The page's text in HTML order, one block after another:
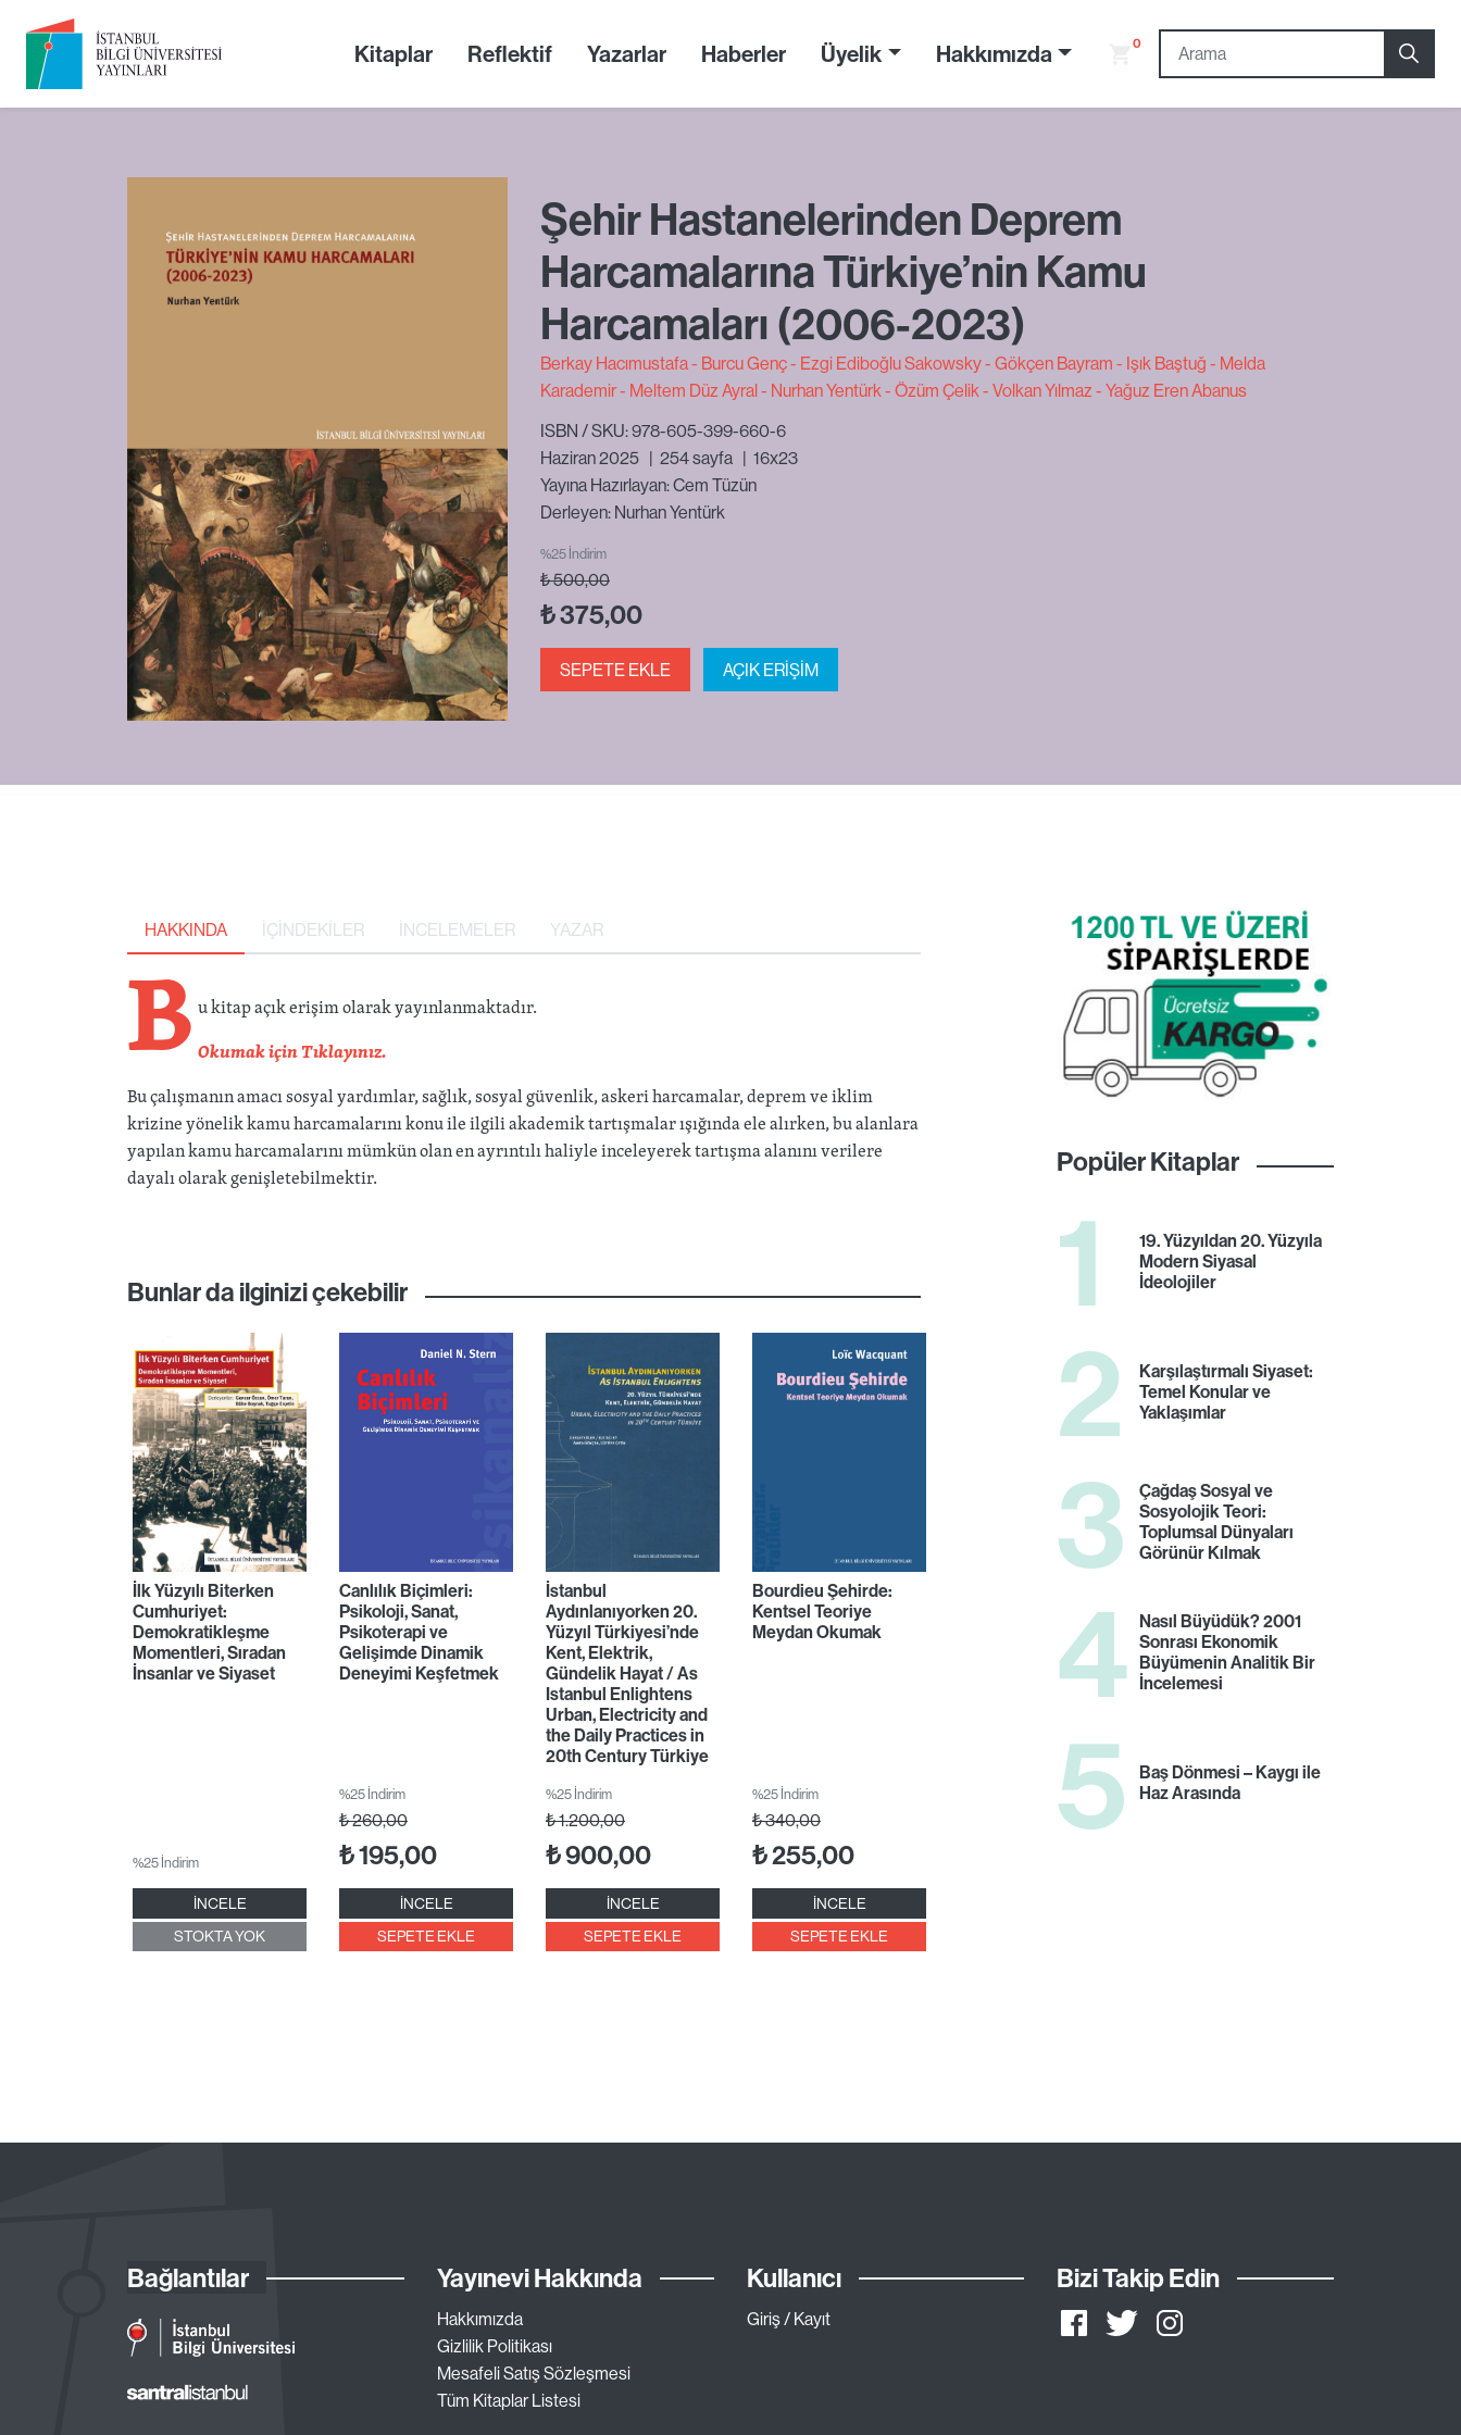
Kitaplar Reflektif Yazarlar Haberler Üyelik Hakkımızda 0
Şehir Hastanelerinden Deprem
Harcamalarına Türkiye’nin Kamu
Harcamaları (2006-2023)
Berkay Hacımustafa Burcu Genç Ezgi Ediboğlu Sakowsky Gökçen Bayram Işık Baştuğ
Melda
Karademir
Meltem Düz Ayral Nurhan Yentürk Özüm Çelik Volkan Yılmaz
Yağuz Eren Abanus
ISBN / SKU: 978-605-399-660-6
Haziran 2025 | 254sayfa | 16x23
Yayına Hazırlayan: Cem Tüzün
Derleyen: Nurhan Yentürk
%25 İndirim
₺500,00
₺375,00
SEPETE EKLE AÇIK ERİŞİM
HAKKINDA İÇİNDEKİLER İNCELEMELER YAZAR
Bu kitap açık erişim olarak yayınlanmaktadır.
Okumak için Tıklayınız.
Bu çalışmanın amacı sosyal yardımlar, sağlık, sosyal güvenlik, askeri harcamalar, deprem ve iklim
krizine yönelik kamu harcamalarını konu ile ilgili akademik tartışmalar ışığında ele alırken, bu alanlara
yapılan kamu harcamalarını mümkün olan en ayrıntılı haliyle inceleyerek tartışma alanını verilere
dayalı olarak genişletebilmektir.
Bunlar da ilginizi çekebilir
İlk Yüzyılı Biterken
Cumhuriyet:
Demokratikleşme
Momentleri, Sıradan
İnsanlar ve Siyaset
%25 İndirim
İNCELE
STOKTA YOK
Canlılık Biçimleri:
Psikoloji, Sanat,
Psikoterapi ve
Gelişimde Dinamik
Deneyimi Keşfetmek
%25 İndirim
₺260,00
₺195,00
İNCELE
SEPETE EKLE
İstanbul
Aydınlanıyorken 20.
Yüzyıl Türkiyesi’nde
Kent, Elektrik,
Gündelik Hayat / As
Istanbul Enlightens
Urban, Electricity and
the Daily Practices in
20th Century Türkiye
%25 İndirim
₺1.200,00
₺900,00
İNCELE
SEPETE EKLE
Bourdieu Şehirde:
Kentsel Teoriye
Meydan Okumak
%25 İndirim
₺340,00
₺255,00
İNCELE
SEPETE EKLE
Popüler Kitaplar
1
19. Yüzyıldan 20. Yüzyıla
Modern Siyasal
İdeolojiler
2
Karşılaştırmalı Siyaset:
Temel Konular ve
Yaklaşımlar
3
Çağdaş Sosyal ve
Sosyolojik Teori:
Toplumsal Dünyaları
Görünür Kılmak
4 Nasıl Büyüdük? 2001
Sonrası Ekonomik
Büyümenin Analitik Bir
İncelemesi
5
Baş Dönmesi – Kaygı ile
Haz Arasında
Bağlantılar Yayınevi Hakkında
Hakkımızda
Gizlilik Politikası
Mesafeli Satış Sözleşmesi
Tüm Kitaplar Listesi
Kullanıcı
Giriş / Kayıt
Bizi Takip Edin